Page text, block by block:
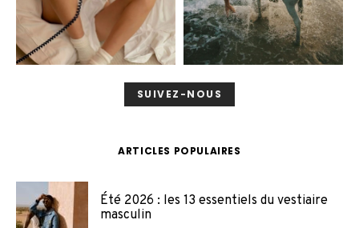
SUIVEZ-NOUS
ARTICLES POPULAIRES
Été 2026 : les 13 essentiels du vestiaire
masculin